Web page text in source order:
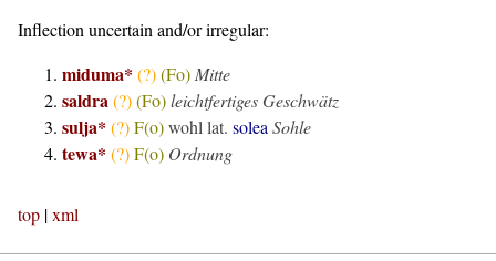
Inflection uncertain and/or irregular:
miduma* (?)(Fo) Mitte
saldra(?)(Fo)leichtfertiges Geschwätz
sulja* (?)F(o)wohl lat. solea Sohle
tewa* (?)F(o) Ordnung
top |xml